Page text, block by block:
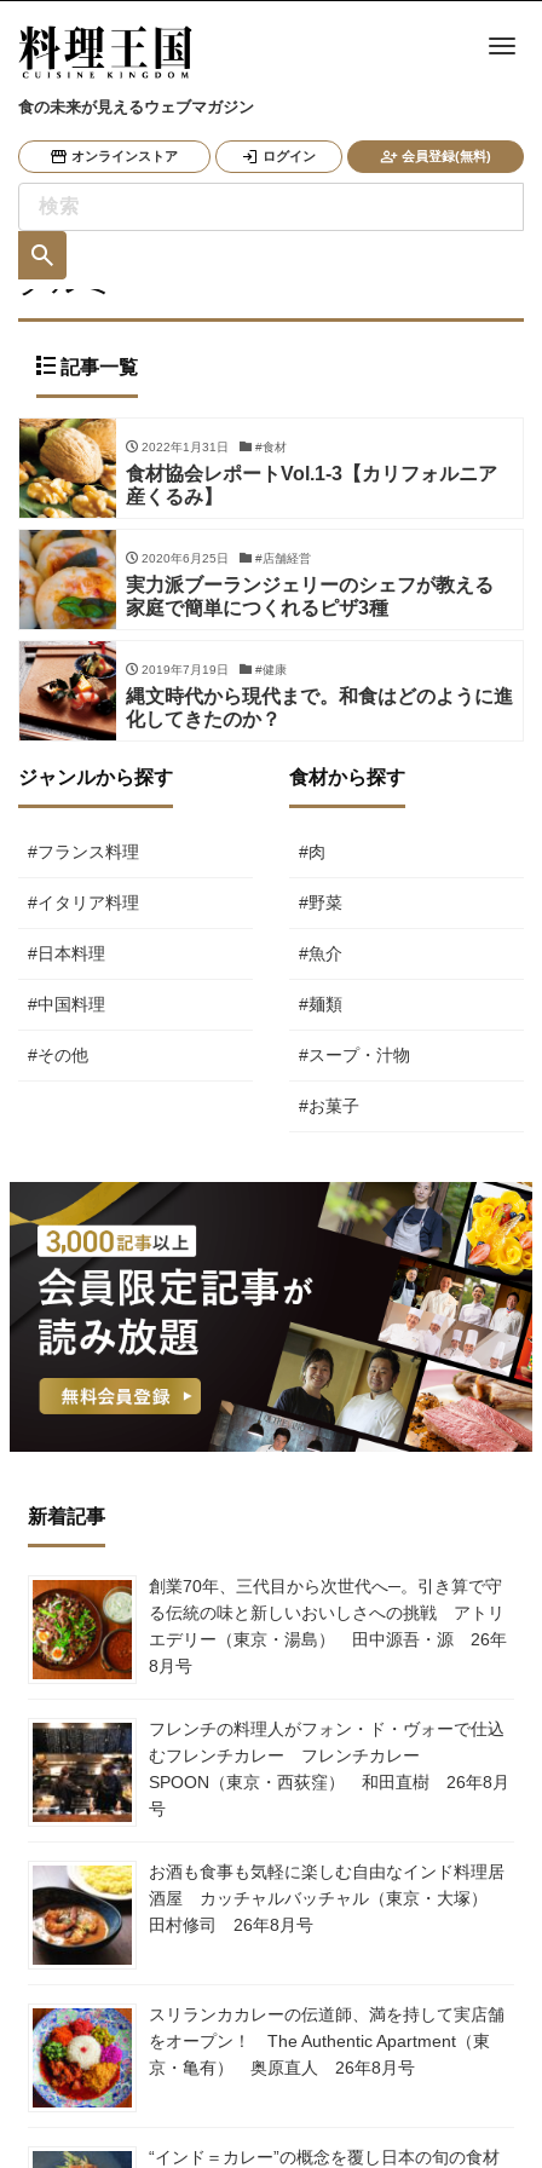
食の未来が見えるウェブマガジン
オンラインストア ログイン 会員登録(無料)
ナ
クルミ
記事一覧
2022年1月31日 #食材
食材協会レポートVol.1-3【カリフォルニア
産くるみ】
2020年6月25日 #店舗経営
実力派ブーランジェリーのシェフが教える
家庭で簡単につくれるピザ3種
2019年7月19日 #健康
縄文時代から現代まで。和食はどのように進
化してきたのか？
ジャンルから探す
#フランス料理
#イタリア料理
#日本料理
#中国料理
#その他
食材から探す
#肉
#野菜
#魚介
#麺類
#スープ・汁物
#お菓子
新着記事
創業70年、三代目から次世代へ─。引き算で守
る伝統の味と新しいおいしさへの挑戦 アトリ
エデリー（東京・湯島） 田中源吾・源 26年
8月号
フレンチの料理人がフォン・ド・ヴォーで仕込
むフレンチカレー フレンチカレー
SPOON（東京・西荻窪） 和田直樹 26年8月
号
お酒も食事も気軽に楽しむ自由なインド料理居
酒屋 カッチャルバッチャル（東京・大塚）
田村修司 26年8月号
スリランカカレーの伝道師、満を持して実店舗
をオープン！ The Authentic Apartment（東
京・亀有） 奥原直人 26年8月号
“インド＝カレー”の概念を覆し日本の旬の食材